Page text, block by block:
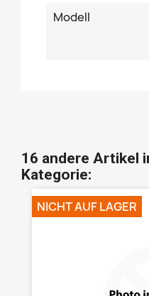
Modell
16 andere Artikel
Kategorie:
NICHT AUF LAGER